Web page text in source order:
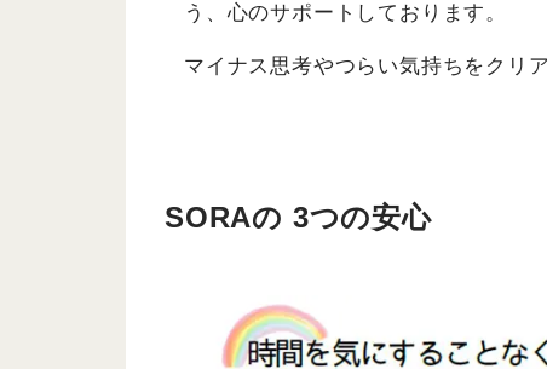
う、心のサポートしております。
マイナス思考やつらい気持ちをクリ
SORAの 3つの安心